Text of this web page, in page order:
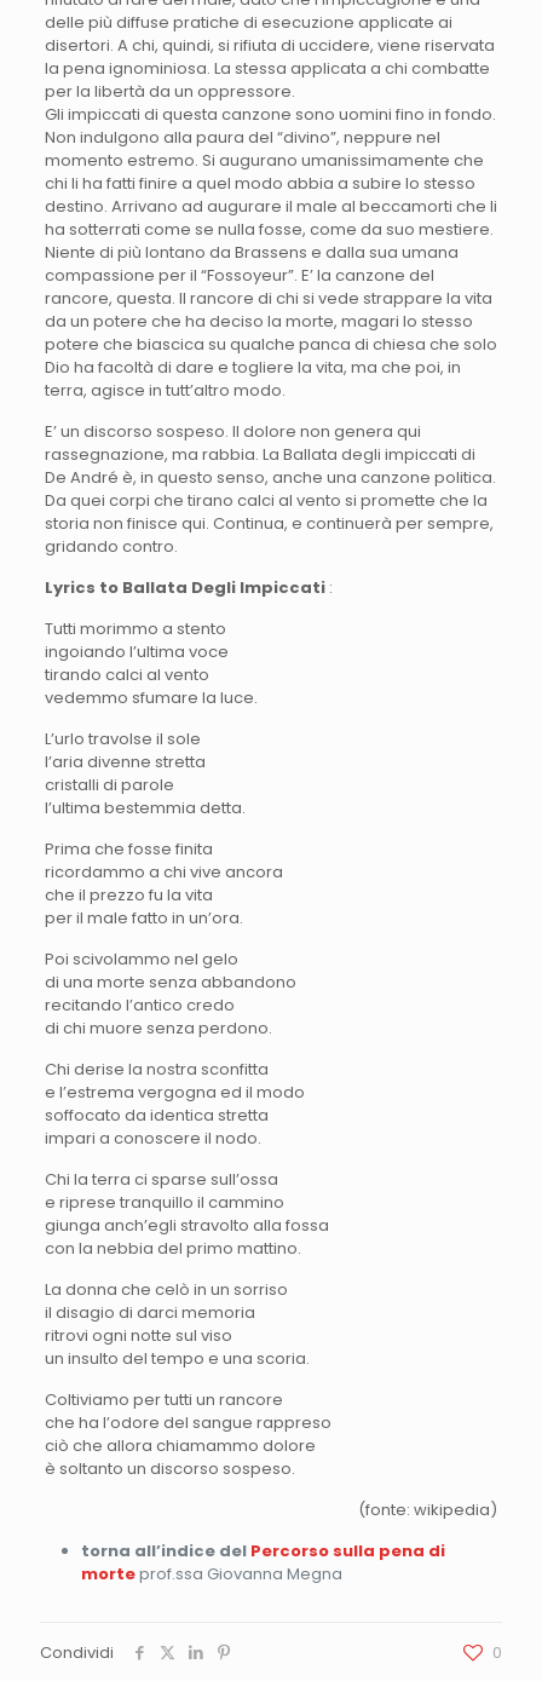
delle più diffuse pratiche di esecuzione applicate ai
disertori. A chi, quindi, si rifiuta di uccidere, viene riservata
la pena ignominiosa. La stessa applicata a chi combatte
per la libertà da un oppressore.
Gli impiccati di questa canzone sono uomini fino in fondo.
Non indulgono alla paura del “divino”, neppure nel
momento estremo. Si augurano umanissimamente che
chi li ha fatti finire a quel modo abbia a subire lo stesso
destino. Arrivano ad augurare il male al beccamorti che li
ha sotterrati come se nulla fosse, come da suo mestiere.
Niente di più lontano da Brassens e dalla sua umana
compassione per il “Fossoyeur”. E’ la canzone del
rancore, questa. Il rancore di chi si vede strappare la vita
da un potere che ha deciso la morte, magari lo stesso
potere che biascica su qualche panca di chiesa che solo
Dio ha facoltà di dare e togliere la vita, ma che poi, in
terra, agisce in tutt’altro modo.
E’ un discorso sospeso. Il dolore non genera qui
rassegnazione, ma rabbia. La Ballata degli impiccati di
De André è, in questo senso, anche una canzone politica.
Da quei corpi che tirano calci al vento si promette che la
storia non finisce qui. Continua, e continuerà per sempre,
gridando contro.
Lyrics to Ballata Degli Impiccati:
Tutti morimmo a stento
ingoiando l’ultima voce
tirando calci al vento
vedemmo sfumare la luce.
L’urlo travolse il sole
l’aria divenne stretta
cristalli di parole
l’ultima bestemmia detta.
Prima che fosse finita
ricordammo a chi vive ancora
che il prezzo fu la vita
per il male fatto in un’ora.
Poi scivolammo nel gelo
di una morte senza abbandono
recitando l’antico credo
di chi muore senza perdono.
Chi derise la nostra sconfitta
e l’estrema vergogna ed il modo
soffocato da identica stretta
impari a conoscere il nodo.
Chi la terra ci sparse sull’ossa
e riprese tranquillo il cammino
giunga anch’egli stravolto alla fossa
con la nebbia del primo mattino.
La donna che celò in un sorriso
il disagio di darci memoria
ritrovi ogni notte sul viso
un insulto del tempo e una scoria.
Coltiviamo per tutti un rancore
che ha l’odore del sangue rappreso
ciò che allora chiamammo dolore
è soltanto un discorso sospeso.
(fonte: wikipedia)
torna all’indice del Percorso sulla pena di
morteprof.ssa Giovanna Megna
Condividi 0